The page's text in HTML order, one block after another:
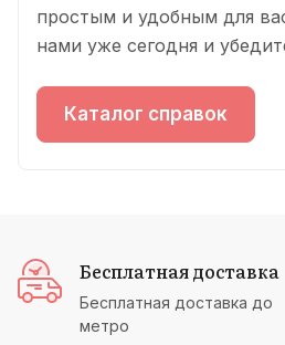
простым и удобным для
нами уже сегодня и
Каталог справок
Бесплатная доставка
Бесплатная доставка до
метро